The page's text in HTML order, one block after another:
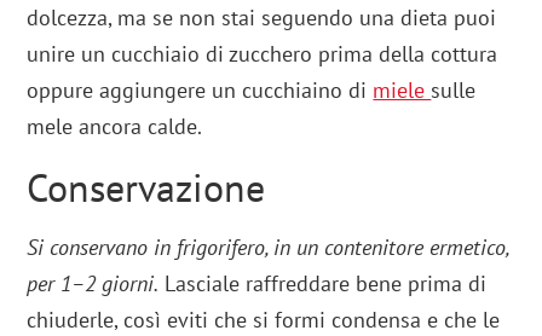
dolcezza, ma se non stai seguendo una dieta puoi
unire un cucchiaio di zucchero prima della cottura
oppure aggiungere un cucchiaino di miele sulle
mele ancora calde.
Conservazione
Si conservano in frigorifero, in un contenitore ermetico,
per 1–2 giorni. Lasciale raffreddare bene prima di
chiuderle, così eviti che si formi condensa e che le